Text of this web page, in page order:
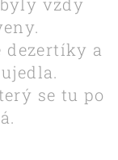
dezertíky a
🙈🍩
se tu po